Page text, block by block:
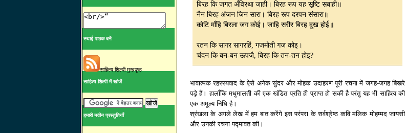
स्थाई पाठक बनें
साहित्य शिल्पी मुखपृष्ठ
साहित्य शिल्पी में खोजें
हमारी नवीन प्रस्तुतियाँ
बिरह कि जगत अँविरथा जाही। बिरह रूप यह सृष्टि सबाही॥
नैन बिरह अंजन जिन सारा। बिरह रूप दरपन संसारा॥
कोटि माँहि बिरला जग कोई। जाहि सरीर बिरह दुख होई॥
रतन कि सागर सागरहिं, गजमोती गज कोइ।
चंदन कि बन-बन ऊपजै, बिरह कि तन-तन होइ?
भावात्मक रहस्स्यवाद के ऐसे अनेक सुंदर और मोहक उदाहरण पूरी रचना में जगह-जगह बिखरे
पड़े हैं। हालाँकि मधुमालती की एक खंडित प्रति ही प्राप्त हो सकी है परंतु यह भी साहित्य की
एक अमूल्य निधि है।
श्रंखला के अगले लेख में हम बात करेंगे इस परंपरा के सर्वश्रेष्ठ कवि मलिक मोहम्मद जायसी
और उनकी रचना पद्मावत की।